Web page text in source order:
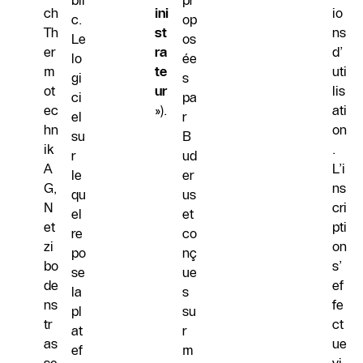
ch
Th
er
m
ot
ec
hn
ik
A
G,
N
et
zi
bo
de
ns
tr
as
c.
Le
lo
gi
ci
el
su
r
le
qu
el
re
po
se
la
pl
at
ef
ini
st
ra
te
ur
»).
op
os
ée
s
pa
r
B
ud
er
us
et
co
nç
ue
s
su
r
m
io
ns
d’
uti
lis
ati
on
.
L’i
ns
cri
pti
on
s’
ef
fe
ct
ue